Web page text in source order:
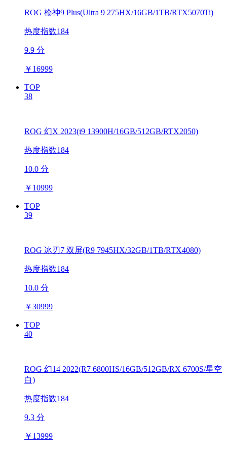
ROG 枪神9 Plus(Ultra 9 275HX/16GB/1TB/RTX5070Ti)
热度指数184
9.9 分
￥ 16999
TOP
38
ROG 幻X 2023(i9 13900H/16GB/512GB/RTX2050)
热度指数184
10.0 分
￥ 10999
TOP
39
ROG 冰刃7 双屏(R9 7945HX/32GB/1TB/RTX4080)
热度指数184
10.0 分
￥30999
TOP
40
ROG 幻14 2022(R7 6800HS/16GB/512GB/RX 6700S/星空
白)
热度指数184
9.3 分
￥ 13999